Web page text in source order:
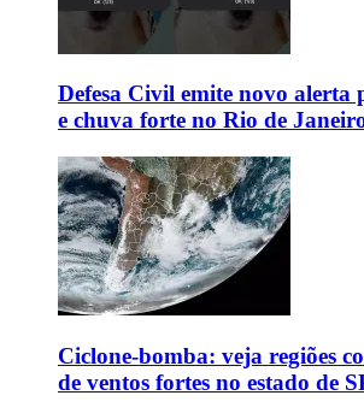
Defesa Civil emite novo alerta
e chuva forte no Rio de
Ciclone-bomba: veja regiões
de ventos fortes no estado de